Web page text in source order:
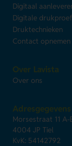
Digitaal
Digitale drukproef
Druktechnieken
Contact opnemen
Over Lavista
Over ons
Adresgegevens
Morsestraat 11 A-
4004 JP Tiel
KvK: 54142792